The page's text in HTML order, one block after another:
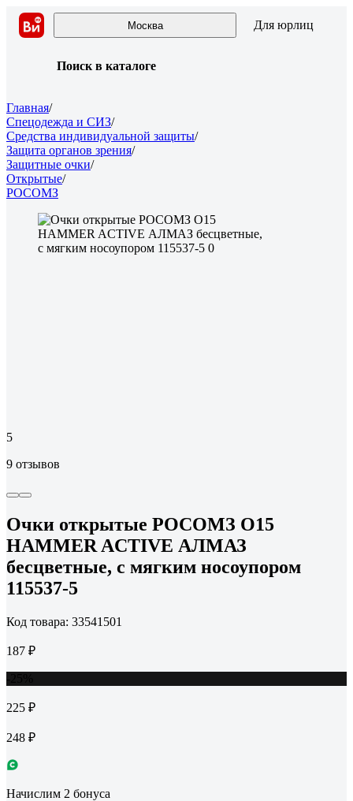
Москва Для юрлиц
Поиск в каталоге
Главная/
Спецодежда и СИЗ/
Средства индивидуальной защиты/
Защита органов зрения/
Защитные очки/
Открытые/
РОСОМЗ
5
9 отзывов
Очки открытые РОСОМЗ О15
HAMMER ACTIVЕ АЛМАЗ
бесцветные, с мягким носоупором
115537-5
Код товара: 33541501
187 ₽
225 ₽
248 ₽
Начислим 2 бонуса